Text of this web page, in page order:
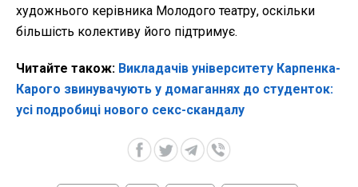
художнього керівника Молодого театру, оскільки
більшість колективу його підтримує.
Читайте також: Викладачів університету Карпенка-
Карого звинувачують у домаганнях до студенток:
усі подробиці нового секс-скандалу